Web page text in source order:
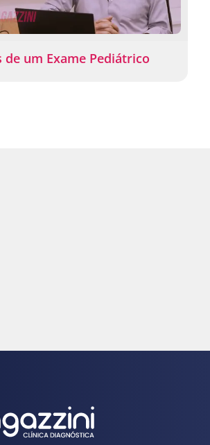
de um Exame Pediátrico